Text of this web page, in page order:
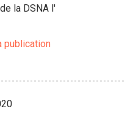
la DSNA l'
publication